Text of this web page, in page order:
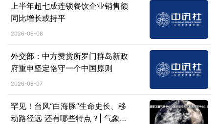
上半年超七成连锁餐饮企业销售额
同比增长或持平
2026-08-08
外交部：中方赞赏所罗门群岛新政
府重申坚定恪守一个中国原则
2026-08-07
罕见！台风“白海豚”生命史长、移
动路径远 还有哪些特点？| 气象科